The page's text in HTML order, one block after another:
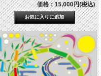
価格：15,000円(税込)